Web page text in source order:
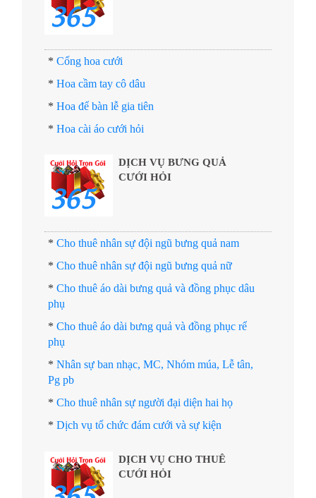
* Cổng hoa cưới
* Hoa cầm tay cô dâu
* Hoa để bàn lễ gia tiên
* Hoa cài áo cưới hỏi
DỊCH VỤ BƯNG QUẢ
CƯỚI HỎI
* Cho thuê nhân sự đội ngũ bưng quả nam
* Cho thuê nhân sự đội ngũ bưng quả nữ
* Cho thuê áo dài bưng quả và đồng phục dâu
phụ
* Cho thuê áo dài bưng quả và đồng phục rể
phụ
* Nhân sự ban nhạc, MC, Nhóm múa, Lễ tân,
Pg pb
* Cho thuê nhân sự người đại diện hai họ
* Dịch vụ tổ chức đám cưới và sự kiện
DỊCH VỤ CHO THUÊ
CƯỚI HỎI